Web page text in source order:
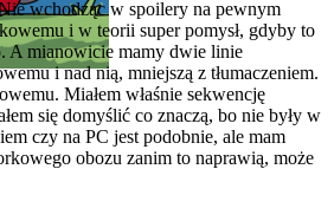
wchodząc w spoilery na pewnym
i w teorii super pomysł, gdyby to
A mianowicie mamy dwie linie
i nad nią, mniejszą z tłumaczeniem.
Miałem właśnie sekwencję
się domyślić co znaczą, bo nie były w
czy na PC jest podobnie, ale mam
obozu zanim to naprawią, może